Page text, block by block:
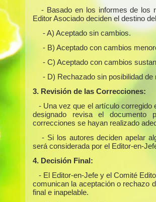
- Basado en los informes de los
Editor Asociado deciden el destino
- A) Aceptado sin cambios.
- B) Aceptado con cambios
- C) Aceptado con cambios
- D) Rechazado sin posibilidad de
3. Revisión de las Correcciones:
- Una vez que el artículo corregido
designado revisa el documento
correcciones se hayan realizado
- Si los autores deciden apelar
será considerada por el Editor-en-
4. Decisión Final:
- El Editor-en-Jefe y el Comité
comunican la aceptación o rechazo
final e inapelable.